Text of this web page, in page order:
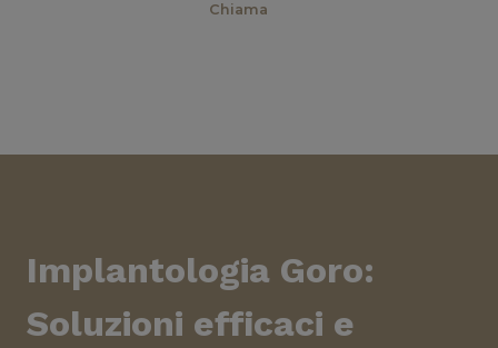
Chiama
Implantologia Goro:
Soluzioni efficaci e